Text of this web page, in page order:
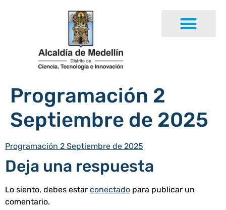
Programación 2
Septiembre de 2025
Programación 2 Septiembre de 2025
Deja una respuesta
Lo siento, debes estar conectado para publicar un
comentario.